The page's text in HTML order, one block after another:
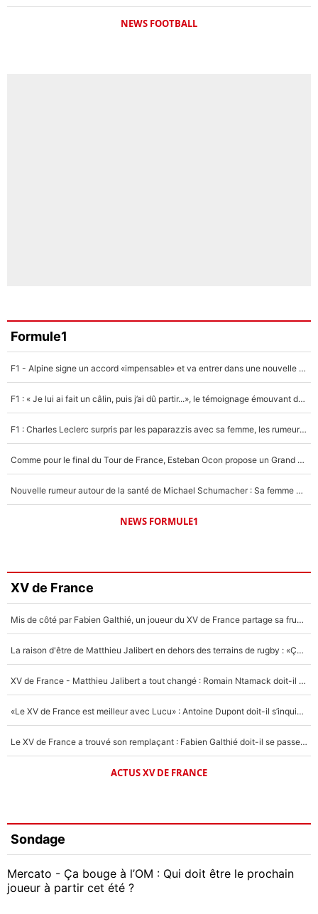
NEWS FOOTBALL
Formule1
F1 - Alpine signe un accord «impensable» et va entrer dans une nouvelle dimension : Grande nouvelle pour Pierre Gasly !
F1 : « Je lui ai fait un câlin, puis j’ai dû partir...», le témoignage émouvant de Max Verstappen sur sa fille
F1 : Charles Leclerc surpris par les paparazzis avec sa femme, les rumeurs étaient vraies !
Comme pour le final du Tour de France, Esteban Ocon propose un Grand Prix de Formule 1 à Paris : «Autour de l’Arc de Triomphe, ce serait génial» !
Nouvelle rumeur autour de la santé de Michael Schumacher : Sa femme Corinna sort du silence
NEWS FORMULE1
XV de France
Mis de côté par Fabien Galthié, un joueur du XV de France partage sa frustration : «ils ne me l’ont pas dit tout de suite»
La raison d'être de Matthieu Jalibert en dehors des terrains de rugby : «Ça m'atteint autant que si tu touches à un membre de ma famille»
XV de France - Matthieu Jalibert a tout changé : Romain Ntamack doit-il s’inquiéter pour sa place à un an de la Coupe du monde ?
«Le XV de France est meilleur avec Lucu» : Antoine Dupont doit-il s’inquiéter pour sa place ?
Le XV de France a trouvé son remplaçant : Fabien Galthié doit-il se passer d'Antoine Dupont ?
ACTUS XV DE FRANCE
Sondage
Mercato - Ça bouge à l’OM : Qui doit être le prochain
joueur à partir cet été ?